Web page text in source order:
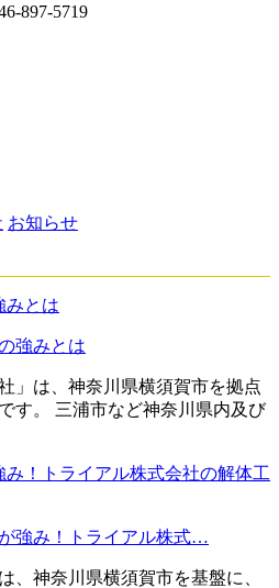
897-5719
お知らせ
強みとは
」は、神奈川県横須賀市を拠点
す。 三浦市など神奈川県内及び
強み！トライアル株式…
、神奈川県横須賀市を基盤に、